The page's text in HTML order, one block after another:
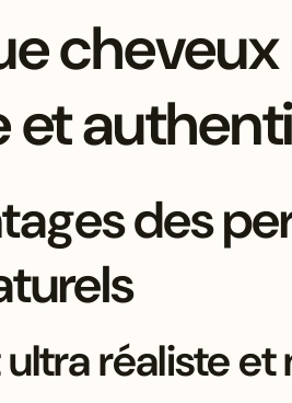
et
des
réaliste et